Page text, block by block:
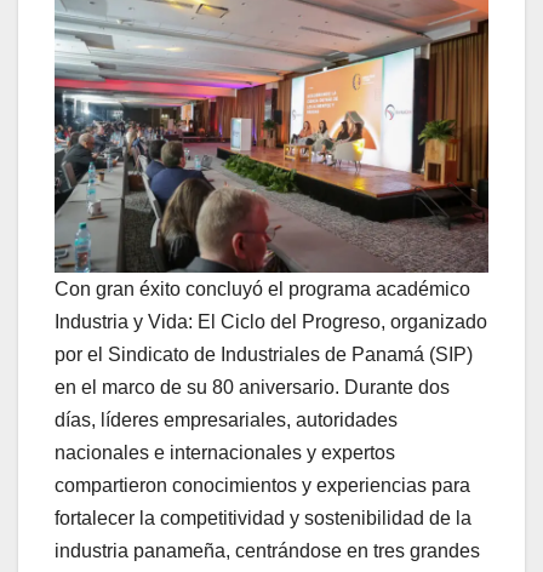
Con gran éxito concluyó el programa académico
Industria y Vida: El Ciclo del Progreso, organizado
por el Sindicato de Industriales de Panamá (SIP)
en el marco de su 80 aniversario. Durante dos
días, líderes empresariales, autoridades
nacionales e internacionales y expertos
compartieron conocimientos y experiencias para
fortalecer la competitividad y sostenibilidad de la
industria panameña, centrándose en tres grandes